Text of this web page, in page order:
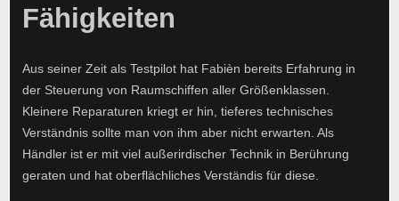
Fähigkeiten
Aus seiner Zeit als Testpilot hat Fabièn bereits Erfahrung in
der Steuerung von Raumschiffen aller Größenklassen.
Kleinere Reparaturen kriegt er hin, tieferes technisches
Verständnis sollte man von ihm aber nicht erwarten. Als
Händler ist er mit viel außerirdischer Technik in Berührung
geraten und hat oberflächliches Verständis für diese.